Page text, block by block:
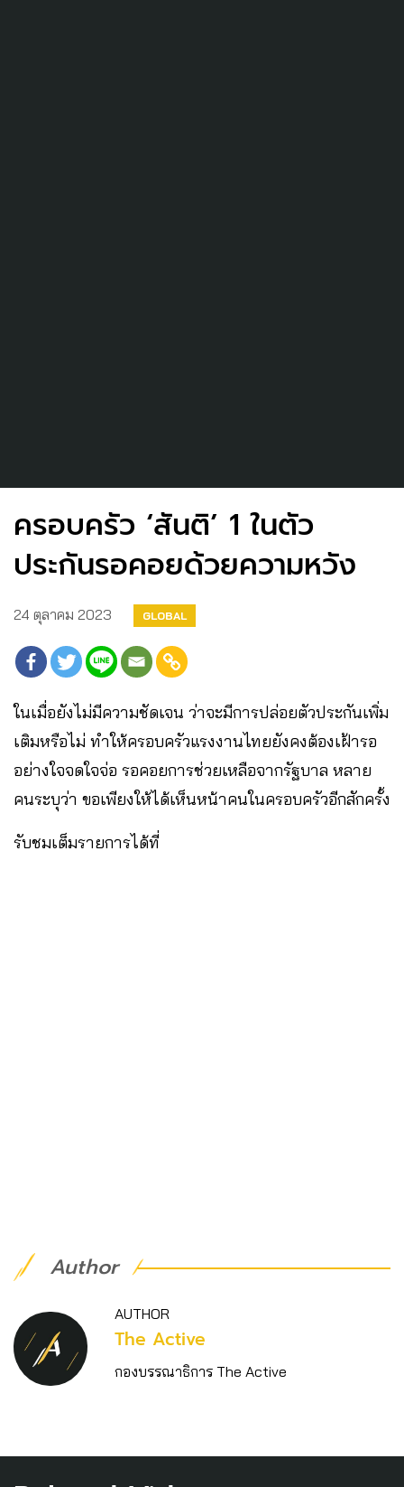
ครอบครัว ‘สันติ’ 1 ในตัว
ประกันรอคอยด้วยความหวัง
24 ตุลาคม 2023 GLOBAL
ในเมื่อยังไม่มีความชัดเจน ว่าจะมีการปล่อยตัวประกันเพิ่ม
เติมหรือไม่ ทำให้ครอบครัวแรงงานไทยยังคงต้องเฝ้ารอ
อย่างใจจดใจจ่อ รอคอยการช่วยเหลือจากรัฐบาล หลาย
คนระบุว่า ขอเพียงให้ได้เห็นหน้าคนในครอบครัวอีกสักครั้ง
รับชมเต็มรายการได้ที่
Author
AUTHOR
The Active
กองบรรณาธิการ The Active